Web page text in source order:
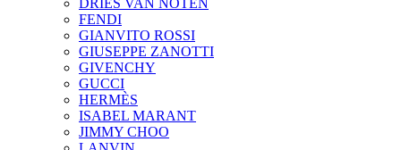
FENDI
GIANVITO ROSSI
GIUSEPPE ZANOTTI
GIVENCHY
GUCCI
HERMÈS
ISABEL MARANT
JIMMY CHOO